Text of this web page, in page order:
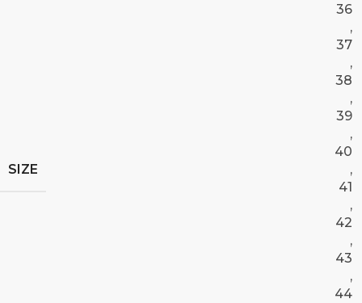
SIZE
36
,
37
,
38
,
39
,
40
,
41
,
42
,
43
,
44